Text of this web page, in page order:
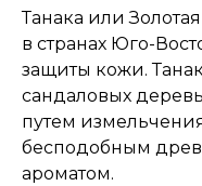
Танака или
в странах Юго-
защиты кожи.
сандаловых
путем
бесподобным
ароматом.